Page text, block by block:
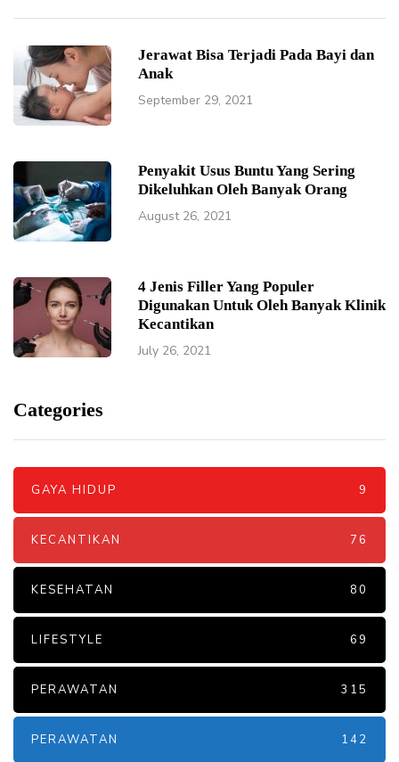
Jerawat Bisa Terjadi Pada Bayi dan
Anak
September 29, 2021
Penyakit Usus Buntu Yang Sering
Dikeluhkan Oleh Banyak Orang
August 26, 2021
4 Jenis Filler Yang Populer
Digunakan Untuk Oleh Banyak Klinik
Kecantikan
July 26, 2021
Categories
GAYA HIDUP 9
KECANTIKAN 76
KESEHATAN 80
LIFESTYLE 69
PERAWATAN 315
PERAWATAN 142